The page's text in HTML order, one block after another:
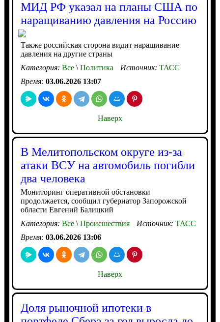
МИД РФ указал на планы США по
наращиванию давления на Россию
Также российская сторона видит наращивание
давления на другие страны
Категория: Все\Политика Источник: ТАСС
Время: 03.06.2026 13:07
Наверх
В Мелитопольском округе из-за
атаки ВСУ на автомобиль погибли
два человека
Мониторинг оперативной обстановки
продолжается, сообщил губернатор Запорожской
области Евгений Балицкий
Категория: Все\Происшествия Источник: ТАСС
Время: 03.06.2026 13:06
Наверх
Доля рыночной ипотеки в